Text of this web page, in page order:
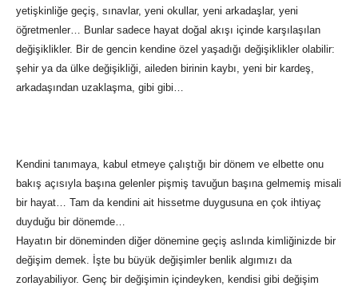
yetişkinliğe geçiş, sınavlar, yeni okullar, yeni arkadaşlar, yeni
öğretmenler… Bunlar sadece hayat doğal akışı içinde karşılaşılan
değişiklikler. Bir de gencin kendine özel yaşadığı değişiklikler olabilir:
şehir ya da ülke değişikliği, aileden birinin kaybı, yeni bir kardeş,
arkadaşından uzaklaşma, gibi gibi…
Kendini tanımaya, kabul etmeye çalıştığı bir dönem ve elbette onu
bakış açısıyla başına gelenler pişmiş tavuğun başına gelmemiş misali
bir hayat… Tam da kendini ait hissetme duygusuna en çok ihtiyaç
duyduğu bir dönemde…
Hayatın bir döneminden diğer dönemine geçiş aslında kimliğinizde bir
değişim demek. İşte bu büyük değişimler benlik algımızı da
zorlayabiliyor. Genç bir değişimin içindeyken, kendisi gibi değişim